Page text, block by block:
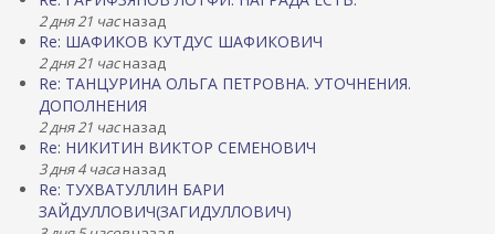
2 дня 21 часназад
Re: ШАФИКОВ КУТДУС ШАФИКОВИЧ
2 дня 21 часназад
Re: ТАНЦУРИНА ОЛЬГА ПЕТРОВНА. УТОЧНЕНИЯ.
ДОПОЛНЕНИЯ
2 дня 21 часназад
Re: НИКИТИН ВИКТОР СЕМЕНОВИЧ
3 дня 4 часаназад
Re: ТУХВАТУЛЛИН БАРИ
ЗАЙДУЛЛОВИЧ(ЗАГИДУЛЛОВИЧ)